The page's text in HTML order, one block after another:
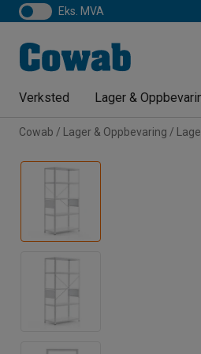
eks. MVA
Verksted Lager &
Cowab Lager & Oppbevaring